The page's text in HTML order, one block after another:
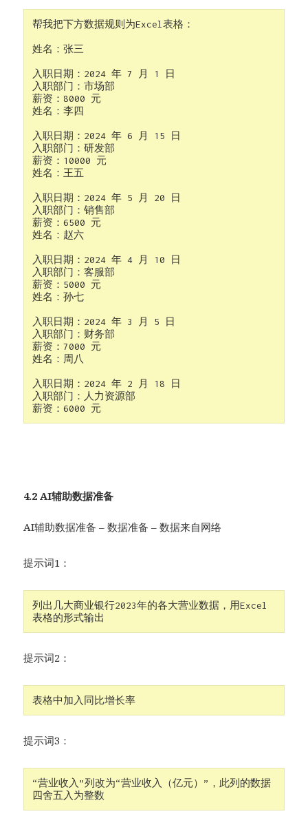
帮我把下方数据规则为Excel表格：
姓名：张三
入职日期：2024 年 7 月 1 日
入职部门：市场部
薪资：8000 元
姓名：李四
入职日期：2024 年 6 月 15 日
入职部门：研发部
薪资：10000 元
姓名：王五
入职日期：2024 年 5 月 20 日
入职部门：销售部
薪资：6500 元
姓名：赵六
入职日期：2024 年 4 月 10 日
入职部门：客服部
薪资：5000 元
姓名：孙七
入职日期：2024 年 3 月 5 日
入职部门：财务部
薪资：7000 元
姓名：周八
入职日期：2024 年 2 月 18 日
入职部门：人力资源部
4.2 AI辅助数据准备
AI辅助数据准备 – 数据准备 – 数据来自网络
提示词1：
列出几大商业银行2023年的各大营业数据，用Excel
表格的形式输出
提示词2：
表格中加入同比增长率
提示词3：
“营业收入”列改为“营业收入（亿元）”，此列的数据
四舍五入为整数